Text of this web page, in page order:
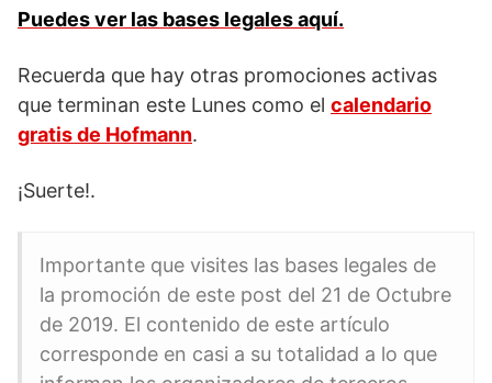
Puedes ver las bases legales aquí.
Recuerda que hay otras promociones activas
que terminan este Lunes como el calendario
gratis de Hofmann.
¡Suerte!.
Importante que visites las bases legales de
la promoción de este post del 21 de Octubre
de 2019. El contenido de este artículo
corresponde en casi a su totalidad a lo que